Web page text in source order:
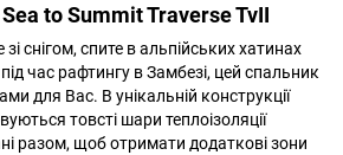
to Summit Traverse TvII
снігом, спите в альпійських хатинах
час рафтингу в Замбезі, цей спальник
для Вас. В унікальній конструкції
товсті шари теплоізоляції
разом, щоб отримати додаткові зони